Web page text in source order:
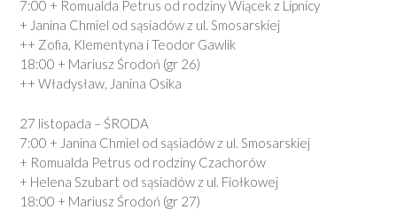
7:00 + Romualda Petrus od rodziny Wiącek z Lipnicy
+ Janina Chmiel od sąsiadów z ul. Smosarskiej
++ Zofia, Klementyna i Teodor Gawlik
18:00 + Mariusz Środoń (gr 26)
++ Władysław, Janina Osika
27 listopada – ŚRODA
7:00 + Janina Chmiel od sąsiadów z ul. Smosarskiej
+ Romualda Petrus od rodziny Czachorów
+ Helena Szubart od sąsiadów z ul. Fiołkowej
18:00 + Mariusz Środoń (gr 27)